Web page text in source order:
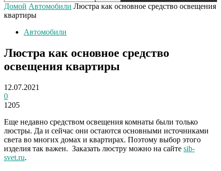
Домой Автомобили Люстра как основное средство освещения
квартиры
Автомобили
Люстра как основное средство
освещения квартиры
12.07.2021
0
1205
Еще недавно средством освещения комнаты были только
люстры. Да и сейчас они остаются основными источниками
света во многих домах и квартирах. Поэтому выбор этого
изделия так важен. Заказать люстру можно на сайте sib-
svet.ru.